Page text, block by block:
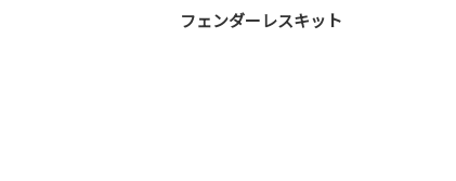
フェンダーレスキット